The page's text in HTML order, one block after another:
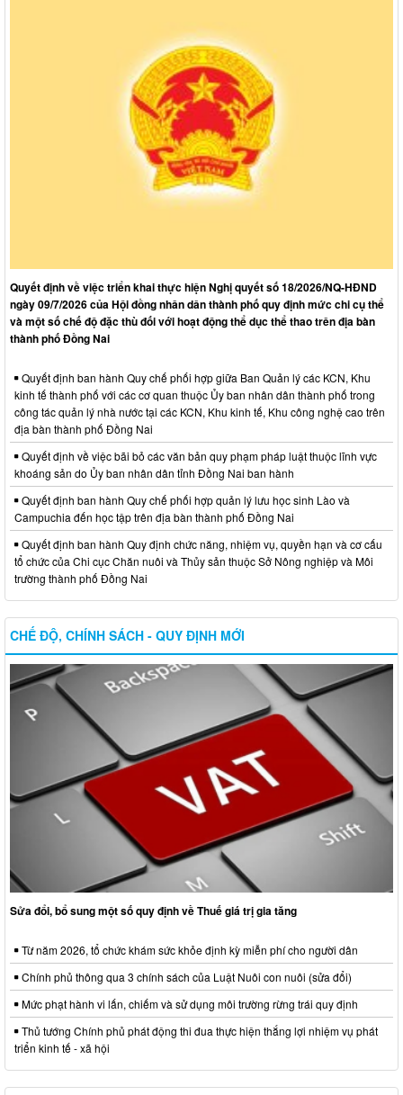
Quyết định về việc triển khai thực hiện Nghị quyết số 18/2026/NQ-HĐND
ngày 09/7/2026 của Hội đồng nhân dân thành phố quy định mức chi cụ thể
và một số chế độ đặc thù đối với hoạt động thể dục thể thao trên địa bàn
thành phố Đồng Nai
Quyết định ban hành Quy chế phối hợp giữa Ban Quản lý các KCN, Khu
kinh tế thành phố với các cơ quan thuộc Ủy ban nhân dân thành phố trong
công tác quản lý nhà nước tại các KCN, Khu kinh tế, Khu công nghệ cao trên
địa bàn thành phố Đồng Nai
Quyết định về việc bãi bỏ các văn bản quy phạm pháp luật thuộc lĩnh vực
khoáng sản do Ủy ban nhân dân tỉnh Đồng Nai ban hành
Quyết định ban hành Quy chế phối hợp quản lý lưu học sinh Lào và
Campuchia đến học tập trên địa bàn thành phố Đồng Nai
Quyết định ban hành Quy định chức năng, nhiệm vụ, quyền hạn và cơ cấu
tổ chức của Chi cục Chăn nuôi và Thủy sản thuộc Sở Nông nghiệp và Môi
trường thành phố Đồng Nai
CHẾ ĐỘ, CHÍNH SÁCH - QUY ĐỊNH MỚI
Sửa đổi, bổ sung một số quy định về Thuế giá trị gia tăng
Từ năm 2026, tổ chức khám sức khỏe định kỳ miễn phí cho người dân
Chính phủ thông qua 3 chính sách của Luật Nuôi con nuôi (sửa đổi)
Mức phạt hành vi lấn, chiếm và sử dụng môi trường rừng trái quy định
Thủ tướng Chính phủ phát động thi đua thực hiện thắng lợi nhiệm vụ phát
triển kinh tế - xã hội